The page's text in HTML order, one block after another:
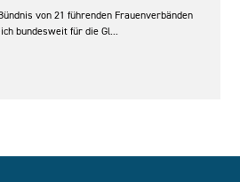
von 21 führenden Frauenverbänden
bundesweit für die Gl...